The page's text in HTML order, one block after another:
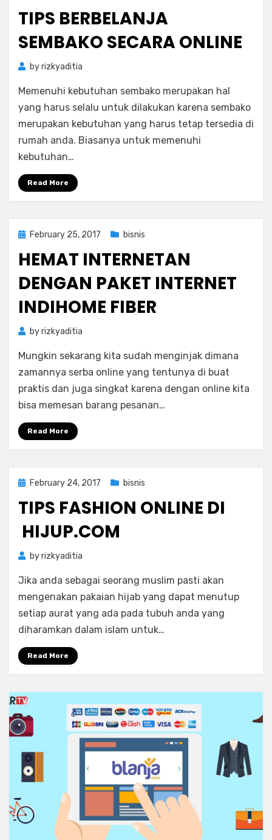
TIPS BERBELANJA
SEMBAKO SECARA ONLINE
byrizkyaditia
Memenuhi kebutuhan sembako merupakan hal
yang harus selalu untuk dilakukan karena sembako
merupakan kebutuhan yang harus tetap tersedia di
rumah anda. Biasanya untuk memenuhi
kebutuhan…
Read More
PostedFebruary 25, 2017 bisnis
HEMAT INTERNETAN
DENGAN PAKET INTERNET
INDIHOME FIBER
byrizkyaditia
Mungkin sekarang kita sudah menginjak dimana
zamannya serba online yang tentunya di buat
praktis dan juga singkat karena dengan online kita
bisa memesan barang pesanan…
Read More
PostedFebruary 24, 2017 bisnis
TIPS FASHION ONLINE DI
HIJUP.COM
byrizkyaditia
Jika anda sebagai seorang muslim pasti akan
mengenakan pakaian hijab yang dapat menutup
setiap aurat yang ada pada tubuh anda yang
diharamkan dalam islam untuk…
Read More